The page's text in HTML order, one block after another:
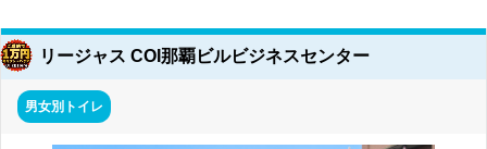
リージャス COI那覇ビルビジネスセンター
男女別トイレ